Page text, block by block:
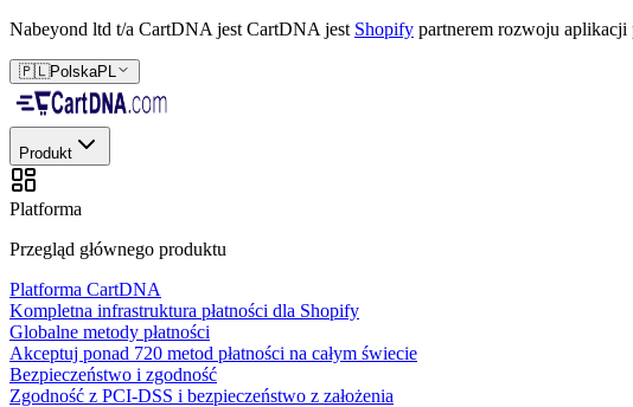
Nabeyond ltd t/a CartDNA jest CartDNA jest Shopify partnerem rozwoju aplikacji
🇵🇱PolskaPL
Produkt
Platforma
Przegląd głównego produktu
Platforma CartDNA
Kompletna infrastruktura płatności dla Shopify
Globalne metody płatności
Akceptuj ponad 720 metod płatności na całym świecie
Bezpieczeństwo i zgodność
Zgodność z PCI-DSS i bezpieczeństwo z założenia